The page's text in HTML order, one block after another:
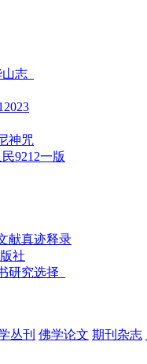
志_
神咒
9212一版
献真迹释录
社
究选择_
丛刊 佛学论文 期刊杂志